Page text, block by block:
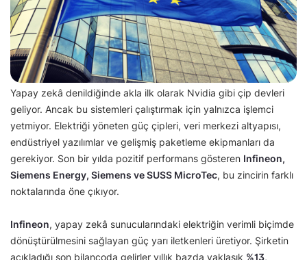
Yapay zekâ denildiğinde akla ilk olarak Nvidia gibi çip devleri
geliyor. Ancak bu sistemleri çalıştırmak için yalnızca işlemci
yetmiyor. Elektriği yöneten güç çipleri, veri merkezi altyapısı,
endüstriyel yazılımlar ve gelişmiş paketleme ekipmanları da
gerekiyor. Son bir yılda pozitif performans gösteren Infineon,
Siemens Energy, Siemens ve SUSS MicroTec, bu zincirin farklı
noktalarında öne çıkıyor.
Infineon, yapay zekâ sunucularındaki elektriğin verimli biçimde
dönüştürülmesini sağlayan güç yarı iletkenleri üretiyor. Şirketin
açıkladığı son bilançoda gelirler yıllık bazda yaklaşık %13,